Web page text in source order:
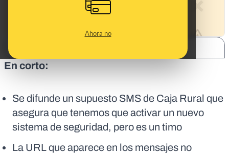
Ahora no
En corto:
Se difunde un supuesto SMS de Caja Rural que
asegura que tenemos que activar un nuevo
sistema de seguridad, pero es un timo
La URL que aparece en los mensajes no